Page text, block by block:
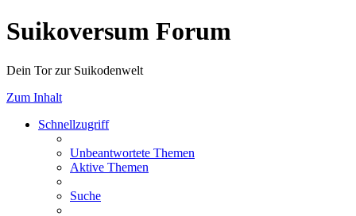
Suikoversum Forum
Dein Tor zur Suikodenwelt
Zum Inhalt
Schnellzugriff
Unbeantwortete Themen
Aktive Themen
Suche